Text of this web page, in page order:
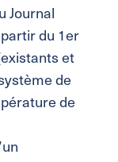
Journal
du 1er
et
de
de